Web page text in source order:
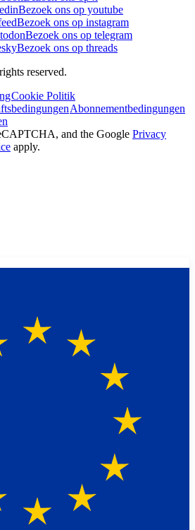
Bezoek ons op youtube
Bezoek ons op instagram
Bezoek ons op telegram
Bezoek ons op threads
reserved.
Cookie Politik
Abonnementbedingungen
and the Google Privacy
apply.